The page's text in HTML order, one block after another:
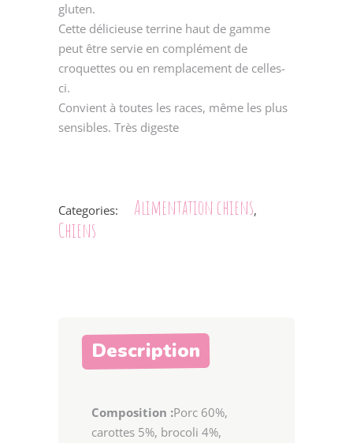
gluten.
Cette délicieuse terrine haut de gamme
peut être servie en complément de
croquettes ou en remplacement de celles-
ci.
Convient à toutes les races, même les plus
sensibles. Très digeste
Categories: Alimentation chiens,
Chiens
Description
Composition :Porc 60%,
carottes 5%, brocoli 4%,